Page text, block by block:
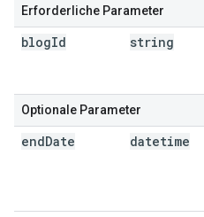
Erforderliche Parameter
blogId string
Optionale Parameter
endDate datetime